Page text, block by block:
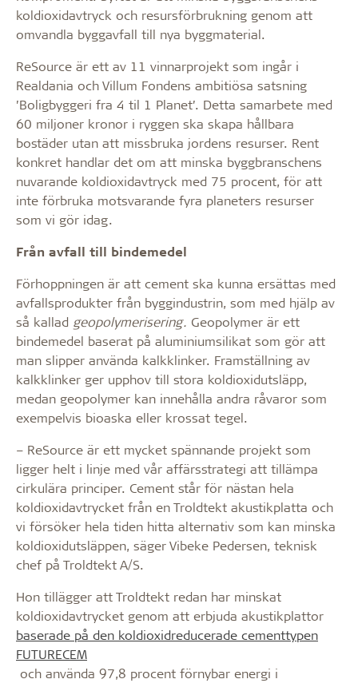
koldioxidavtryck och resursförbrukning genom att
omvandla byggavfall till nya byggmaterial.
ReSource är ett av 11 vinnarprojekt som ingår i
Realdania och Villum Fondens ambitiösa satsning
’Boligbyggeri fra 4 til 1 Planet’. Detta samarbete med
60 miljoner kronor i ryggen ska skapa hållbara
bostäder utan att missbruka jordens resurser. Rent
konkret handlar det om att minska byggbranschens
nuvarande koldioxidavtryck med 75 procent, för att
inte förbruka motsvarande fyra planeters resurser
som vi gör idag.
Från avfall till bindemedel
Förhoppningen är att cement ska kunna ersättas med
avfallsprodukter från byggindustrin, som med hjälp av
så kallad geopolymerisering. Geopolymer är ett
bindemedel baserat på aluminiumsilikat som gör att
man slipper använda kalkklinker. Framställning av
kalkklinker ger upphov till stora koldioxidutsläpp,
medan geopolymer kan innehålla andra råvaror som
exempelvis bioaska eller krossat tegel.
– ReSource är ett mycket spännande projekt som
ligger helt i linje med vår affärsstrategi att tillämpa
cirkulära principer. Cement står för nästan hela
koldioxidavtrycket från en Troldtekt akustikplatta och
vi försöker hela tiden hitta alternativ som kan minska
koldioxidutsläppen, säger Vibeke Pedersen, teknisk
chef på Troldtekt A/S.
Hon tillägger att Troldtekt redan har minskat
koldioxidavtrycket genom att erbjuda akustikplattor
baserade på den koldioxidreducerade cementtypen
FUTURECEM
och använda 97,8 procent förnybar energi i